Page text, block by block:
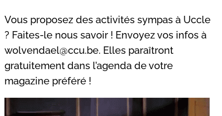
Vous proposez des activités sympas à Uccle
? Faites-le nous savoir ! Envoyez vos infos à
wolvendael@ccu.be. Elles paraîtront
gratuitement dans l’agenda de votre
magazine préféré !
Recherche
pour
: